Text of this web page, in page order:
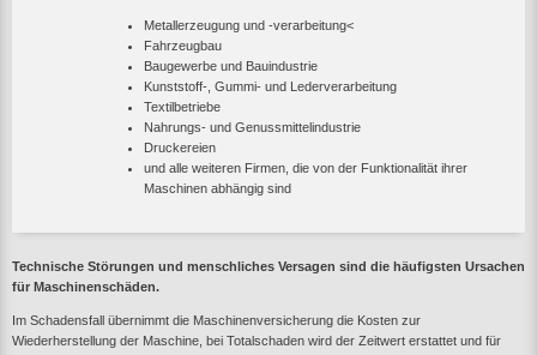
Metallerzeugung und -verarbeitung<
Fahrzeugbau
Baugewerbe und Bauindustrie
Kunststoff-, Gummi- und Lederverarbeitung
Textilbetriebe
Nahrungs- und Genussmittelindustrie
Druckereien
und alle weiteren Firmen, die von der Funktionalität ihrer
Maschinen abhängig sind
Technische Störungen und menschliches Versagen sind die häufigsten Ursachen
für Maschinenschäden.
Im Schadensfall übernimmt die Maschinenversicherung die Kosten zur
Wiederherstellung der Maschine, bei Totalschaden wird der Zeitwert erstattet und für